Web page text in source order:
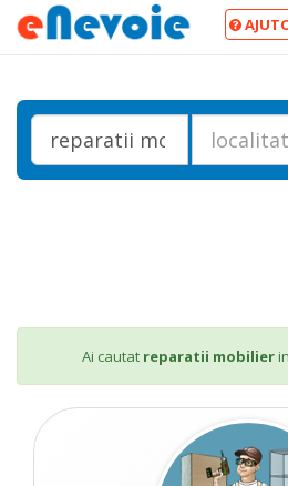
Ai cautat reparatii mobilierin